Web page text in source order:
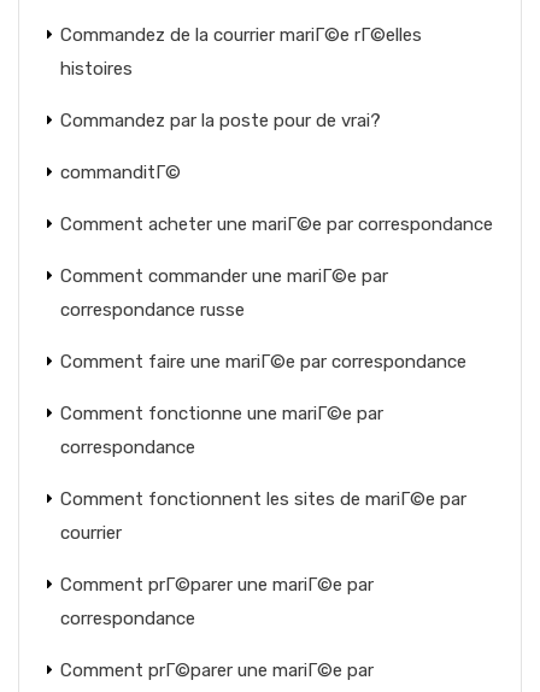
Commandez de la courrier mariГ©e rГ©elles
histoires
Commandez par la poste pour de vrai?
commanditГ©
Comment acheter une mariГ©e par correspondance
Comment commander une mariГ©e par
correspondance russe
Comment faire une mariГ©e par correspondance
Comment fonctionne une mariГ©e par
correspondance
Comment fonctionnent les sites de mariГ©e par
courrier
Comment prГ©parer une mariГ©e par
correspondance
Comment prГ©parer une mariГ©e par